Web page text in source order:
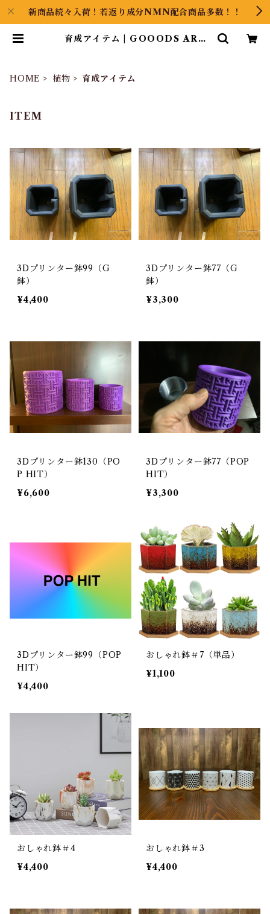
新商品続々入荷！若返り成分NMN配合商品多数！！
育成アイテム | GOOODS ART
HOME
植物 育成アイテム
ITEM
3Dプリンター鉢99（G
鉢）
¥4,400
3Dプリンター鉢77（G
鉢）
¥3,300
3Dプリンター鉢130（PO
P HIT）
¥6,600
3Dプリンター鉢77（POP
HIT）
¥3,300
3Dプリンター鉢99（POP
HIT）
¥4,400
おしゃれ鉢＃7（単品）
¥1,100
おしゃれ鉢＃4
¥4,400
おしゃれ鉢＃3
¥4,400